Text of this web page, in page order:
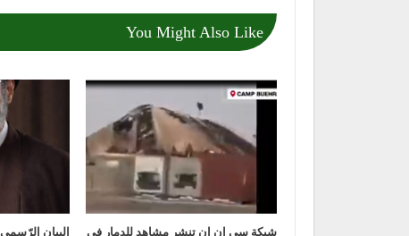
You Might Also Like
شبكة سي ان ان تنشر مشاهد للدمار في ‏البيان